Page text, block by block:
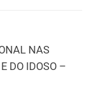
NAS
DO IDOSO –